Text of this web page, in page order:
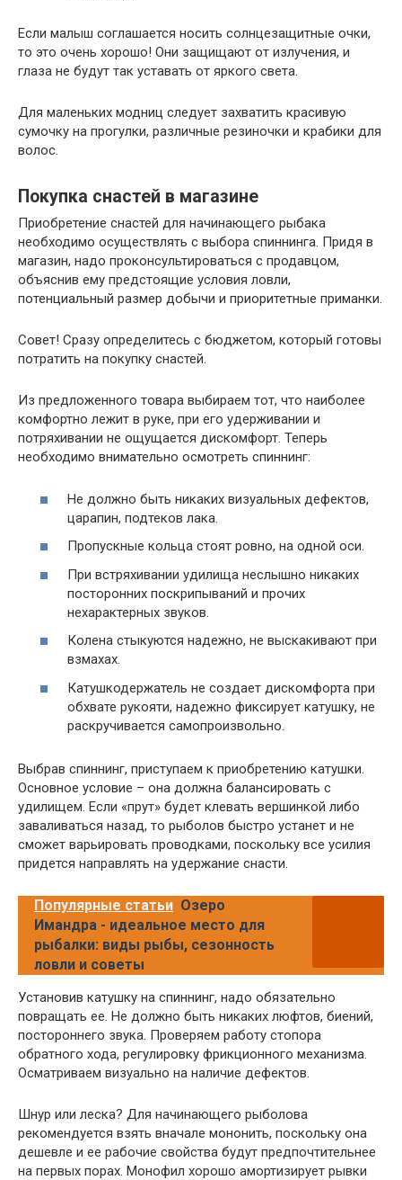
Если малыш соглашается носить солнцезащитные очки,
то это очень хорошо! Они защищают от излучения, и
глаза не будут так уставать от яркого света.
Для маленьких модниц следует захватить красивую
сумочку на прогулки, различные резиночки и крабики для
волос.
Покупка снастей в магазине
Приобретение снастей для начинающего рыбака
необходимо осуществлять с выбора спиннинга. Придя в
магазин, надо проконсультироваться с продавцом,
объяснив ему предстоящие условия ловли,
потенциальный размер добычи и приоритетные приманки.
Совет! Сразу определитесь с бюджетом, который готовы
потратить на покупку снастей.
Из предложенного товара выбираем тот, что наиболее
комфортно лежит в руке, при его удерживании и
потряхивании не ощущается дискомфорт. Теперь
необходимо внимательно осмотреть спиннинг:
Не должно быть никаких визуальных дефектов,
царапин, подтеков лака.
Пропускные кольца стоят ровно, на одной оси.
При встряхивании удилища неслышно никаких
посторонних поскрипываний и прочих
нехарактерных звуков.
Колена стыкуются надежно, не выскакивают при
взмахах.
Катушкодержатель не создает дискомфорта при
обхвате рукояти, надежно фиксирует катушку, не
раскручивается самопроизвольно.
Выбрав спиннинг, приступаем к приобретению катушки.
Основное условие – она должна балансировать с
удилищем. Если «прут» будет клевать вершинкой либо
заваливаться назад, то рыболов быстро устанет и не
сможет варьировать проводками, поскольку все усилия
придется направлять на удержание снасти.
Популярные статьи Озеро
Имандра - идеальное место для
рыбалки: виды рыбы, сезонность
ловли и советы
Установив катушку на спиннинг, надо обязательно
повращать ее. Не должно быть никаких люфтов, биений,
постороннего звука. Проверяем работу стопора
обратного хода, регулировку фрикционного механизма.
Осматриваем визуально на наличие дефектов.
Шнур или леска? Для начинающего рыболова
рекомендуется взять вначале мононить, поскольку она
дешевле и ее рабочие свойства будут предпочтительнее
на первых порах. Монофил хорошо амортизирует рывки